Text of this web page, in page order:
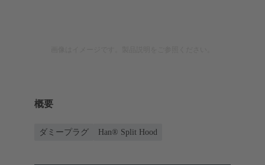
概要
ダミープラグ Han® Split Hood